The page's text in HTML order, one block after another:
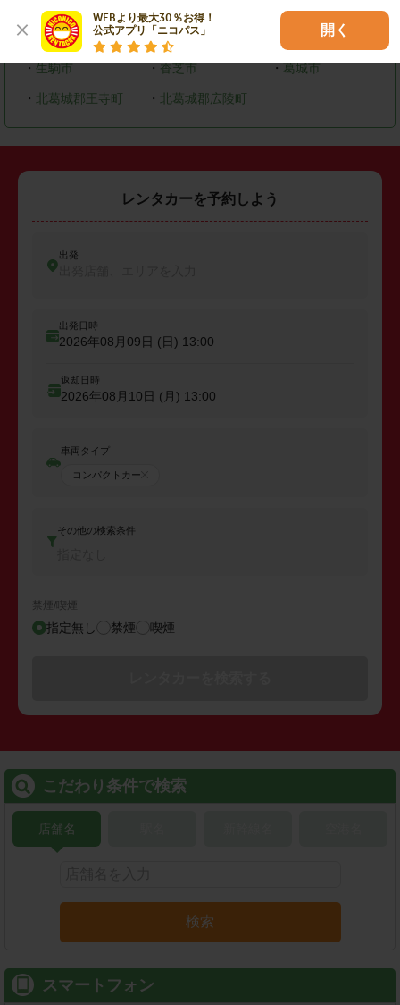
WEBより最大30％お得！
公式アプリ「ニコパス」
開く
・ 橿原市 ・桜井市
・ 生駒市 ・ 香芝市 ・ 葛城市
・ 北葛城郡王寺町 ・ 北葛城郡広陵町
レンタカーを予約しよう
出発
出発日時
2026年08月09日 (日) 13:00
返却日時
2026年08月10日 (月) 13:00
車両タイプ
コンパクトカー
その他の検索条件
禁煙/喫煙
指定無し 禁煙 喫煙
こだわり条件で検索
店舗名
検索
スマートフォン